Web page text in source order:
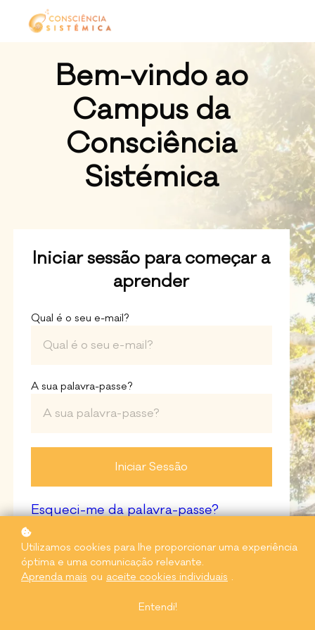
Bem-vindo ao
Campus da
Consciência
Sistémica
Iniciar sessão para começar a
aprender
Qual é o seu e-mail?
A sua palavra-passe?
Iniciar Sessão
Esqueci-me da palavra-passe?
Utilizamos cookies para lhe proporcionar uma experiência
óptima e uma comunicação relevante.
Aprenda mais ou aceite cookies individuais .
Entendi!